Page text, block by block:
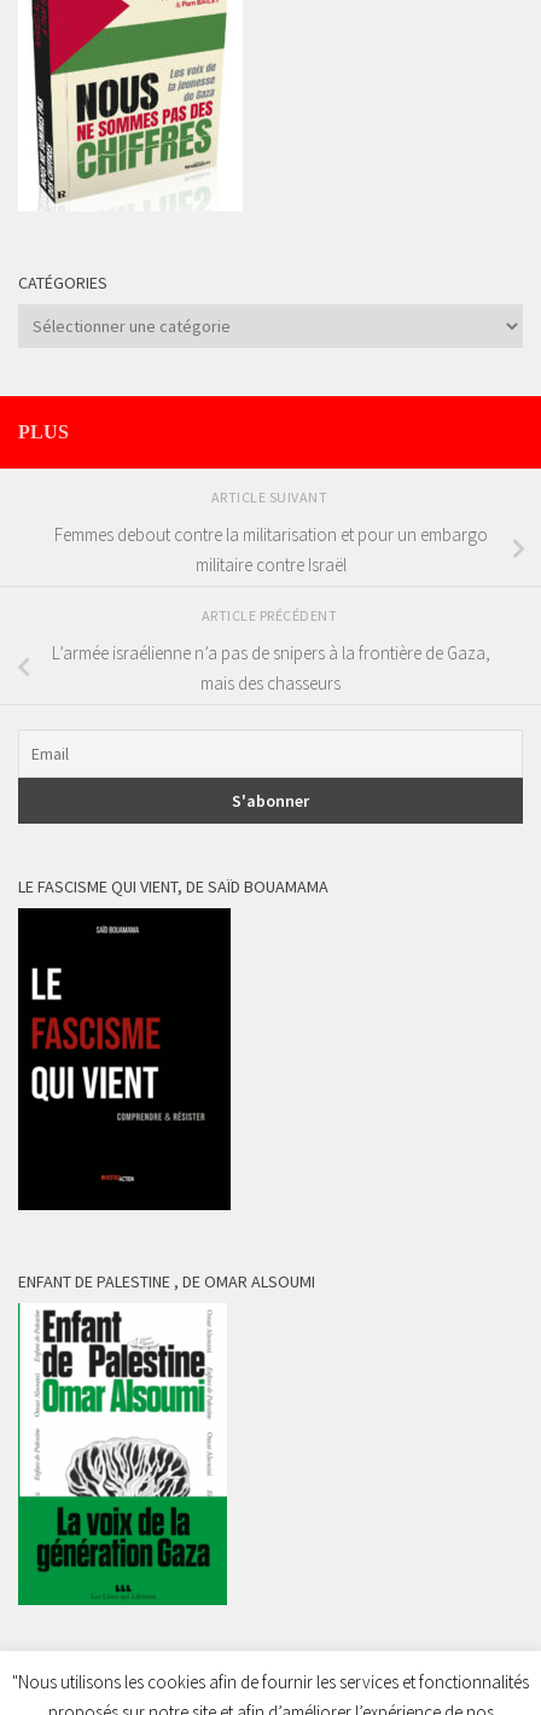
CATÉGORIES
Catégories
PLUS
ARTICLE SUIVANT
Femmes debout contre la militarisation et pour un embargo
militaire contre Israël
ARTICLE PRÉCÉDENT
L’armée israélienne n’a pas de snipers à la frontière de Gaza,
mais des chasseurs
LE FASCISME QUI VIENT, DE SAÏD BOUAMAMA
ENFANT DE PALESTINE , DE OMAR ALSOUMI
"Nous utilisons les cookies afin de fournir les services et fonctionnalités